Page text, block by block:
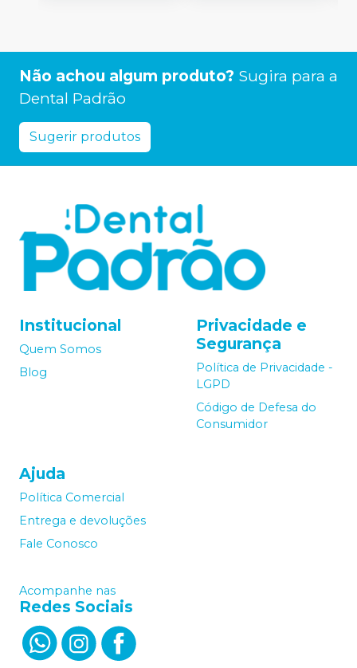
Não achou algum produto? Sugira para a
Dental Padrão
Sugerir produtos
Institucional
Quem Somos
Blog
Privacidade e
Segurança
Política de Privacidade -
LGPD
Código de Defesa do
Consumidor
Ajuda
Política Comercial
Entrega e devoluções
Fale Conosco
Acompanhe nas
Redes Sociais